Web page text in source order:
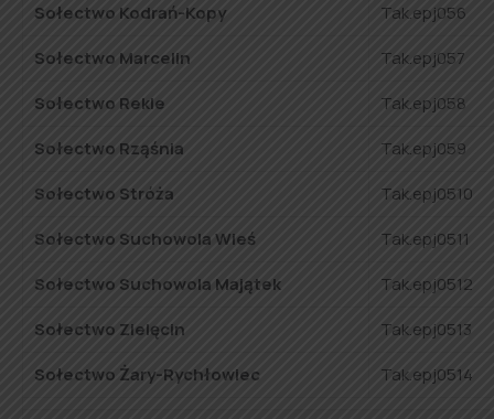
Sołectwo Kodrań-Kopy
Tak.epj056
Sołectwo Marcelin
Tak.epj057
Sołectwo Rekle
Tak.epj058
Sołectwo Rząśnia
Tak.epj059
Sołectwo Stróża
Tak.epj0510
Sołectwo Suchowola Wieś
Tak.epj0511
Sołectwo Suchowola Majątek
Tak.epj0512
Sołectwo Zielęcin
Tak.epj0513
Sołectwo Żary-Rychłowiec
Tak.epj0514